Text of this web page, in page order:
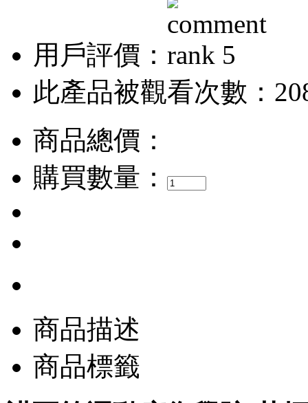
用戶評價：
此產品被觀看次數：
商品總價：
購買數量：
商品描述
商品標籤